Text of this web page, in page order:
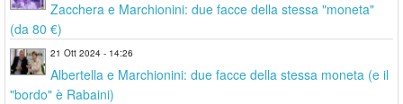
Zacchera e Marchionini: due facce della stessa "moneta"
(da 80 €)
21 Ott 2024 - 14:26
Albertella e Marchionini: due facce della stessa moneta (e il
"bordo" è Rabaini)